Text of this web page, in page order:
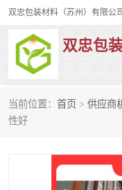
双忠包
当前位置： 首页 > 供应商
性好打孔缠绕膜
裹包网兜